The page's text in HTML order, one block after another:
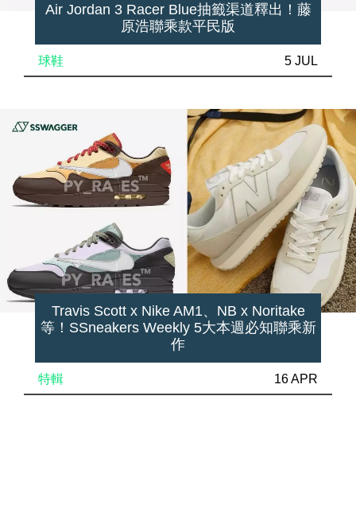
Air Jordan 3 Racer Blue抽籤渠道釋出！藤
原浩聯乘款平民版
球鞋 5 JUL
Travis Scott x Nike AM1、NB x Noritake
等！SSneakers Weekly 5大本週必知聯乘新
作
特輯 16 APR